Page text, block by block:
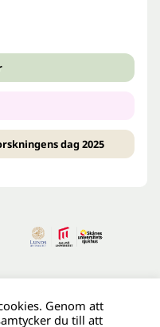
dag 2025
Genom att
du till att